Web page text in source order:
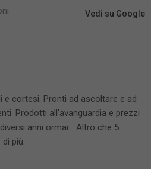
Vedi su Google
e cortesi. Pronti ad ascoltare e ad
Prodotti all'avanguardia e prezzi
anni ormai... Altro che 5
più.